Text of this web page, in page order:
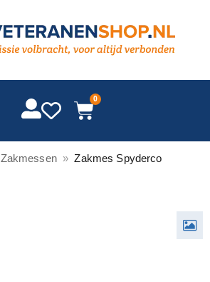
0
Zakmessen » Zakmes Spyderco